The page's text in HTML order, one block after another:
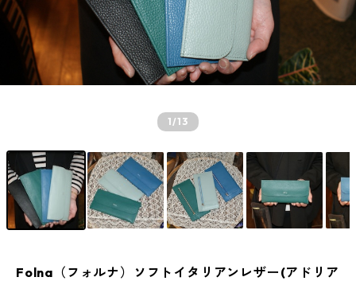
1/13
Folna（フォルナ）ソフトイタリアンレザー(アドリア